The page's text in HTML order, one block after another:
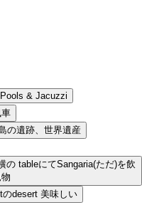
Pools & Jacuzzi
の遺跡、世界遺産
の tableにてSangaria(ただ)を飲
のdesert 美味しい